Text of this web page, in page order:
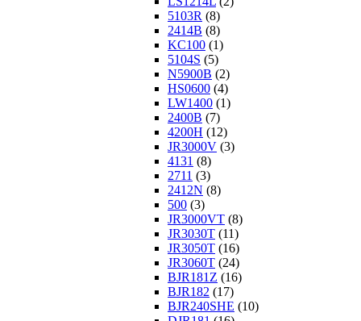
5103R (8)
2414B (8)
KC100 (1)
5104S (5)
N5900B (2)
HS0600 (4)
LW1400 (1)
2400B (7)
4200H (12)
JR3000V (3)
4131 (8)
2711 (3)
2412N (8)
500 (3)
JR3000VT (8)
JR3030T (11)
JR3050T (16)
JR3060T (24)
BJR181Z (16)
BJR182 (17)
BJR240SHE (10)